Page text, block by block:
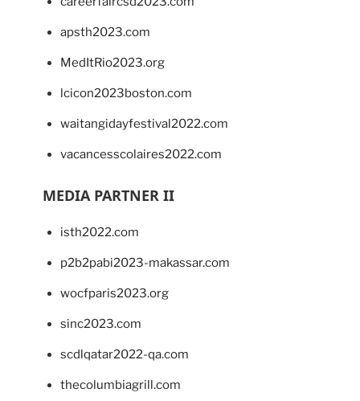
apsth2023.com
MedItRio2023.org
lcicon2023boston.com
waitangidayfestival2022.com
vacancesscolaires2022.com
MEDIA PARTNER II
isth2022.com
p2b2pabi2023-makassar.com
wocfparis2023.org
sinc2023.com
scdlqatar2022-qa.com
thecolumbiagrill.com